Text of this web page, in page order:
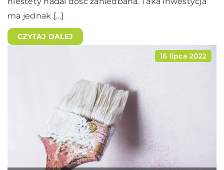
ma jednak […]
CZYTAJ DALEJ
16 lipca 2022